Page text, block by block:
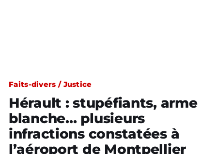
Faits-divers / Justice
Hérault : stupéfiants, arme
blanche… plusieurs
infractions constatées à
l’aéroport de Montpellier